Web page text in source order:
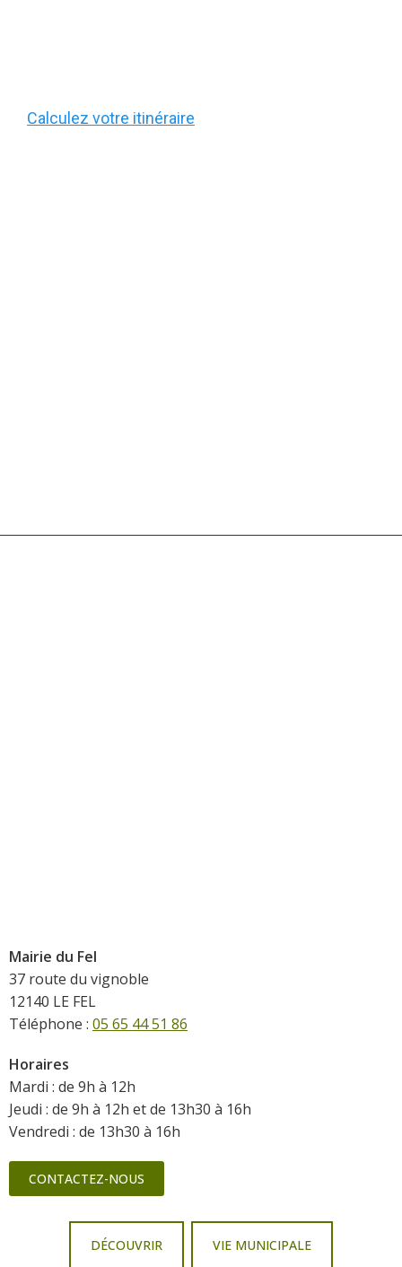
Calculez votre itinéraire
Mairie du Fel
37 route du vignoble
12140 LE FEL
Téléphone : 05 65 44 51 86
Horaires
Mardi : de 9h à 12h
Jeudi : de 9h à 12h et de 13h30 à 16h
Vendredi : de 13h30 à 16h
CONTACTEZ-NOUS
DÉCOUVRIR VIE MUNICIPALE